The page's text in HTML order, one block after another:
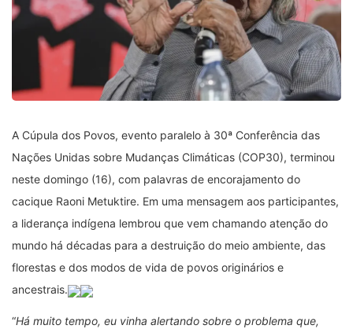
A Cúpula dos Povos, evento paralelo à 30ª Conferência das
Nações Unidas sobre Mudanças Climáticas (COP30), terminou
neste domingo (16), com palavras de encorajamento do
cacique Raoni Metuktire. Em uma mensagem aos participantes,
a liderança indígena lembrou que vem chamando atenção do
mundo há décadas para a destruição do meio ambiente, das
florestas e dos modos de vida de povos originários e
ancestrais.
“Há muito tempo, eu vinha alertando sobre o problema que,